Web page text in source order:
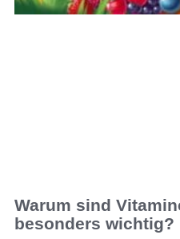
Warum sind
besonders wichtig?